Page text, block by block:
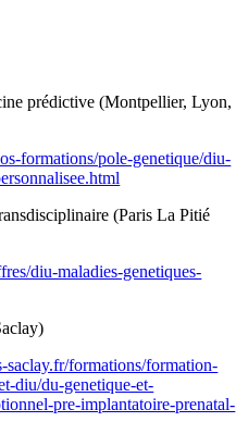
prédictive (Montpellier, Lyon,
formations/pole-genetique/diu-
(Paris La Pitié
diu-maladies-genetiques-
saclay.fr/formations/formation-
diu/du-genetique-et-
pre-implantatoire-prenatal-